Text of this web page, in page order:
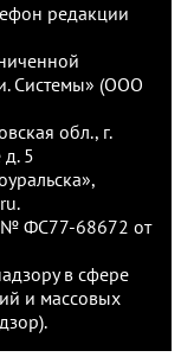
редакции
Системы» (ООО
обл., г.
д. 5
№ ФС77-68672 от
в сфере
и массовых